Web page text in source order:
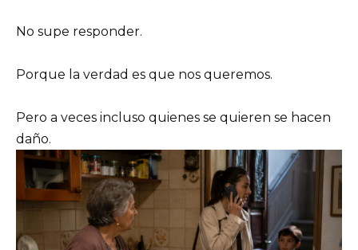
No supe responder.
Porque la verdad es que nos queremos.
Pero a veces incluso quienes se quieren se hacen
daño.